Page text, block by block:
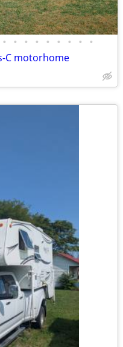
• • • • • • • • •
C motorhome